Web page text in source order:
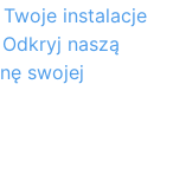
instalacje
naszą
swojej